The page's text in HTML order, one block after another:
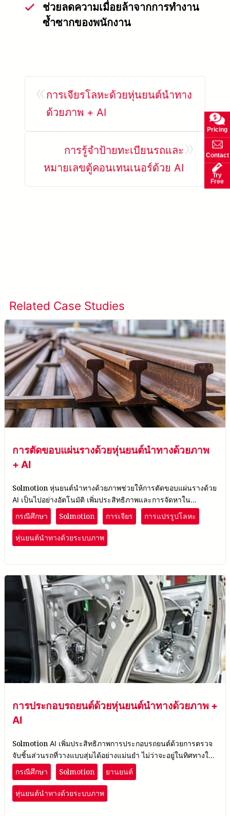
ช่วยลดความเมื่อยล้าจากการทำงาน
ซ้ำซากของพนักงาน
การเจียรโลหะด้วยหุ่นยนต์นำทาง
ด้วยภาพ + AI
การรู้จำป้ายทะเบียนรถและ
หมายเลขตู้คอนเทนเนอร์ด้วย AI
Related Case Studies
การตัดขอบแผ่นรางด้วยหุ่นยนต์นำทางด้วยภาพ
+ AI
Solmotion หุ่นยนต์นำทางด้วยภาพช่วยให้การตัดขอบแผ่นรางด้วย
AI เป็นไปอย่างอัตโนมัติ เพิ่มประสิทธิภาพและการจัดหาใน
อุตสาหกรรมการผลิตระบบราง
กรณีศึกษา Solmotion การเจียร การแปรรูปโลหะ
หุ่นยนต์นำทางด้วยระบบภาพ
การประกอบรถยนต์ด้วยหุ่นยนต์นำทางด้วยภาพ +
AI
Solmotion AI เพิ่มประสิทธิภาพการประกอบรถยนต์ด้วยการตรวจ
จับชิ้นส่วนรถที่วางแบบสุ่มได้อย่างแม่นยำ ไม่ว่าจะอยู่ในทิศทางใด
โดยใช้หุ่นยนต์นำทางด้วยภาพ
กรณีศึกษา Solmotion ยานยนต์
หุ่นยนต์นำทางด้วยระบบภาพ
Pricing
Contact
Try
Free